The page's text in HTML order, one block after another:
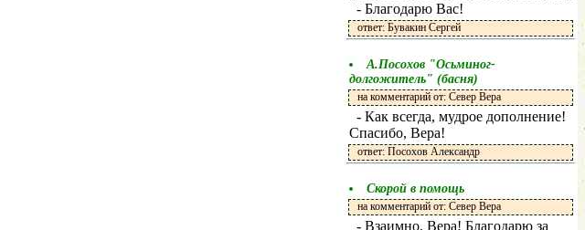
- Благодарю Вас!
ответ: Бувакин Сергей
А.Посохов "Осьминог-
долгожитель" (басня)
на комментарий от: Север Вера
- Как всегда, мудрое дополнение!
Спасибо, Вера!
ответ: Посохов Александр
Скорой в помощь
на комментарий от: Север Вера
- Взаимно, Вера! Благодарю за